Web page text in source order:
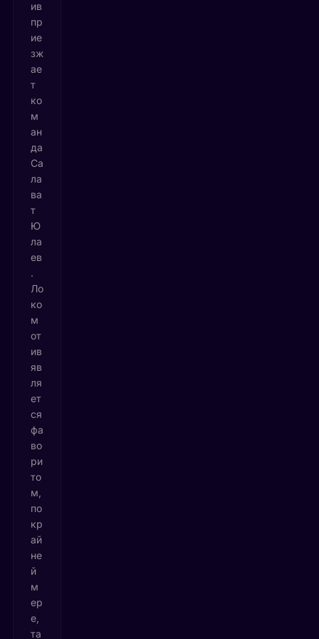
ив
пр
ие
зж
ае
т
ко
м
ан
да
Са
ла
ва
т
Ю
ла
ев
.
Ло
ко
м
от
ив
яв
ля
ет
ся
фа
во
ри
то
м,
по
кр
ай
не
й
м
ер
е,
та